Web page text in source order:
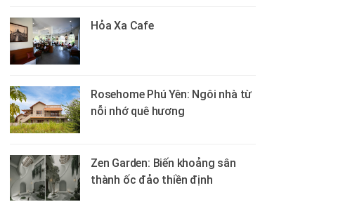
Hỏa Xa Cafe
Rosehome Phú Yên: Ngôi nhà từ
nỗi nhớ quê hương
Zen Garden: Biến khoảng sân
thành ốc đảo thiền định